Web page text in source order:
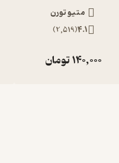
متیو تورن
4.1
(
2,519
)
140,000تومان